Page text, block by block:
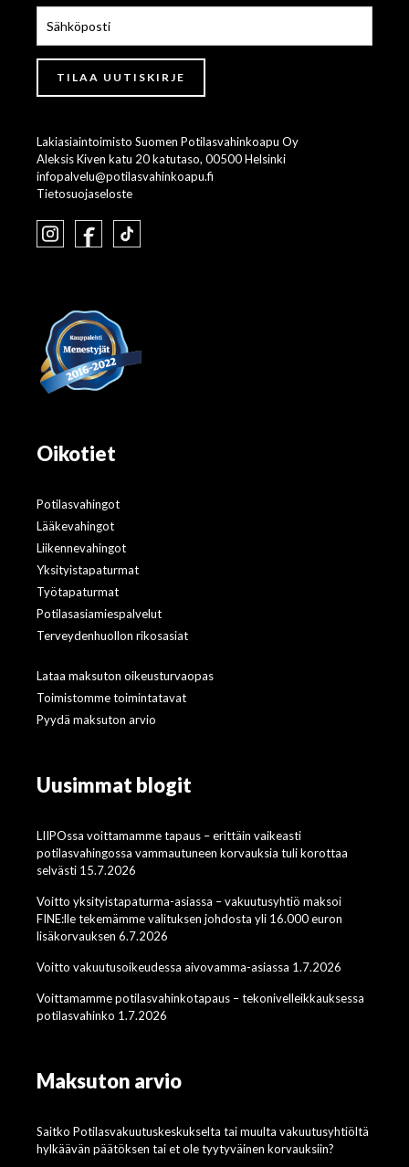
Lakiasiaintoimisto Suomen Potilasvahinkoapu Oy
Aleksis Kiven katu 20 katutaso, 00500 Helsinki
infopalvelu@potilasvahinkoapu.fi
Tietosuojaseloste
Oikotiet
Potilasvahingot
Lääkevahingot
Liikennevahingot
Yksityistapaturmat
Työtapaturmat
Potilasasiamiespalvelut
Terveydenhuollon rikosasiat
Lataa maksuton oikeusturvaopas
Toimistomme toimintatavat
Pyydä maksuton arvio
Uusimmat blogit
LIIPOssa voittamamme tapaus – erittäin vaikeasti
potilasvahingossa vammautuneen korvauksia tuli korottaa
selvästi 15.7.2026
Voitto yksityistapaturma-asiassa – vakuutusyhtiö maksoi
FINE:lle tekemämme valituksen johdosta yli 16.000 euron
lisäkorvauksen 6.7.2026
Voitto vakuutusoikeudessa aivovamma-asiassa 1.7.2026
Voittamamme potilasvahinkotapaus – tekonivelleikkauksessa
potilasvahinko 1.7.2026
Maksuton arvio
Saitko Potilasvakuutuskeskukselta tai muulta vakuutusyhtiöltä
hylkäävän päätöksen tai et ole tyytyväinen korvauksiin?